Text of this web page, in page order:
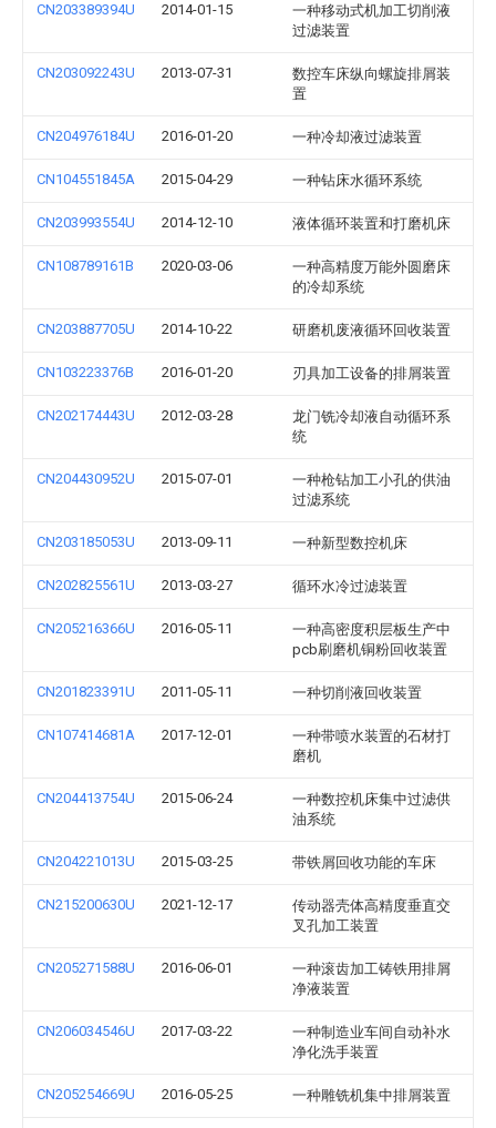
CN203389394U 2014-01-15
一种移动式机加工切削液
过滤装置
CN203092243U 2013-07-31
数控车床纵向螺旋排屑装
置
CN204976184U 2016-01-20 一种冷却液过滤装置
CN104551845A 2015-04-29 一种钻床水循环系统
CN203993554U 2014-12-10 液体循环装置和打磨机床
CN108789161B 2020-03-06
一种高精度万能外圆磨床
的冷却系统
CN203887705U 2014-10-22 研磨机废液循环回收装置
CN103223376B 2016-01-20 刃具加工设备的排屑装置
CN202174443U 2012-03-28
龙门铣冷却液自动循环系
统
CN204430952U 2015-07-01
一种枪钻加工小孔的供油
过滤系统
CN203185053U 2013-09-11 一种新型数控机床
CN202825561U 2013-03-27 循环水冷过滤装置
CN205216366U 2016-05-11
一种高密度积层板生产中
pcb刷磨机铜粉回收装置
CN201823391U 2011-05-11 一种切削液回收装置
CN107414681A 2017-12-01
一种带喷水装置的石材打
磨机
CN204413754U 2015-06-24
一种数控机床集中过滤供
油系统
CN204221013U 2015-03-25 带铁屑回收功能的车床
CN215200630U 2021-12-17
传动器壳体高精度垂直交
叉孔加工装置
CN205271588U 2016-06-01
一种滚齿加工铸铁用排屑
净液装置
CN206034546U 2017-03-22
一种制造业车间自动补水
净化洗手装置
CN205254669U 2016-05-25 一种雕铣机集中排屑装置